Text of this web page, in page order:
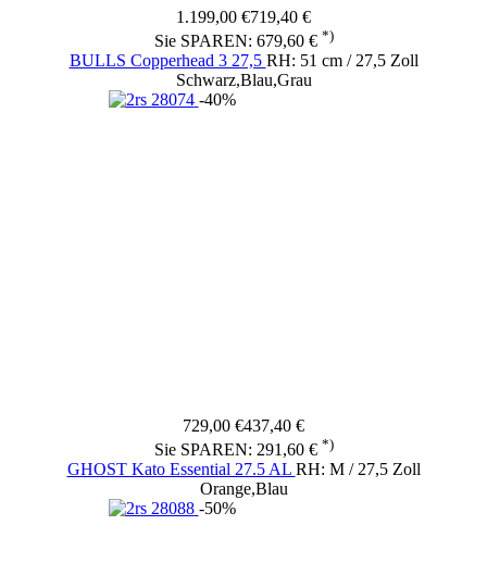
1.199,00 €719,40 €
Sie SPAREN: 679,60 € *)
BULLS Copperhead 3 27,5 RH: 51 cm / 27,5 Zoll
Schwarz,Blau,Grau
-40%
729,00 €437,40 €
Sie SPAREN: 291,60 € *)
GHOST Kato Essential 27.5 AL RH: M / 27,5 Zoll
Orange,Blau
-50%